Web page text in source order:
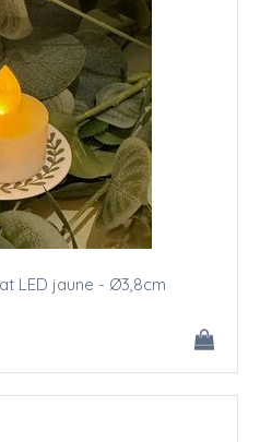
LED jaune - Ø3,8cm